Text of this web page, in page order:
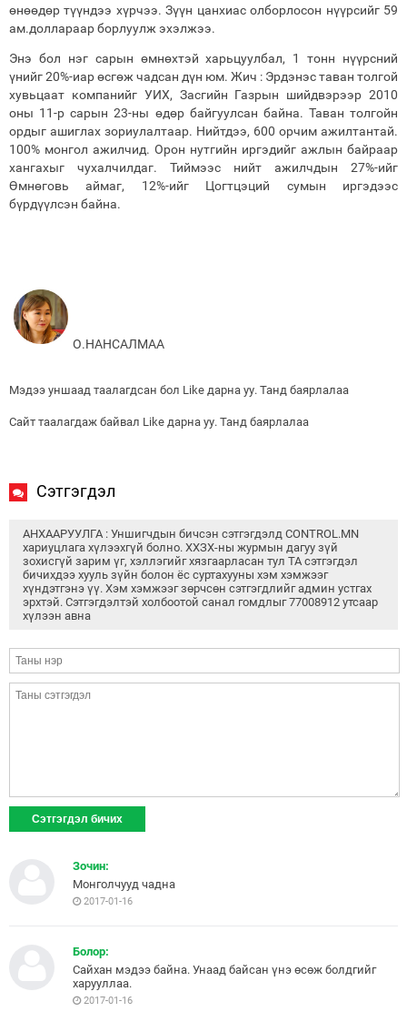
өнөөдөр түүндээ хүрчээ. Зүүн цанхиас олборлосон нүүрсийг 59
ам.доллараар борлуулж эхэлжээ.
Энэ бол нэг сарын өмнөхтэй харьцуулбал, 1 тонн нүүрсний
үнийг 20%-иар өсгөж чадсан дүн юм. Жич : Эрдэнэс таван толгой
хувьцаат компанийг УИХ, Засгийн Газрын шийдвэрээр 2010
оны 11-р сарын 23-ны өдөр байгуулсан байна. Таван толгойн
ордыг ашиглах зориулалтаар. Нийтдээ, 600 орчим ажилтантай.
100% монгол ажилчид. Орон нутгийн иргэдийг ажлын байраар
хангахыг чухалчилдаг. Тиймээс нийт ажилчдын 27%-ийг
Өмнөговь аймаг, 12%-ийг Цогтцэций сумын иргэдээс
бүрдүүлсэн байна.
О.НАНСАЛМАА
Мэдээ уншаад таалагдсан бол Like дарна уу. Танд баярлалаа
Сайт таалагдаж байвал Like дарна уу. Танд баярлалаа
Сэтгэгдэл
АНХААРУУЛГА : Уншигчдын бичсэн сэтгэгдэлд CONTROL.MN
хариуцлага хүлээхгүй болно. ХХЗХ-ны журмын дагуу зүй
зохисгүй зарим үг, хэллэгийг хязгаарласан тул ТА сэтгэгдэл
бичихдээ хууль зүйн болон ёс суртахууны хэм хэмжээг
хүндэтгэнэ үү. Хэм хэмжээг зөрчсөн сэтгэгдлийг админ устгах
эрхтэй. Сэтгэгдэлтэй холбоотой санал гомдлыг 77008912 утсаар
хүлээн авна
Зочин:
Монголчууд чадна
2017-01-16
Болор:
Сайхан мэдээ байна. Унаад байсан үнэ өсөж болдгийг
харууллаа.
2017-01-16